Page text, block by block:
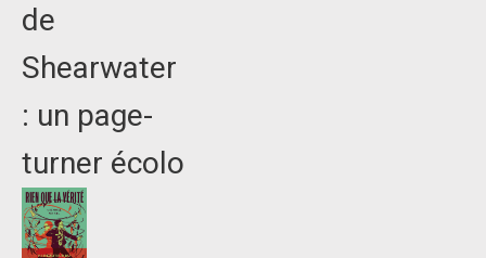
de
Shearwater
: un page-
turner écolo